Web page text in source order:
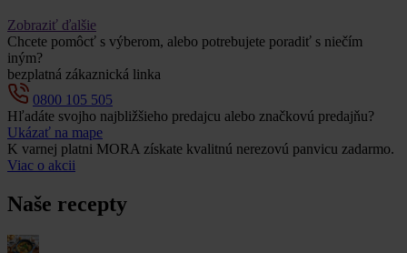
Zobraziť ďalšie
Chcete pomôcť s výberom, alebo potrebujete poradiť s niečím
iným?
bezplatná zákaznická linka
0800 105 505
Hľadáte svojho najbližšieho predajcu alebo značkovú predajňu?
Ukázať na mape
K varnej platni MORA získate kvalitnú nerezovú panvicu zadarmo.
Viac o akcii
Naše recepty